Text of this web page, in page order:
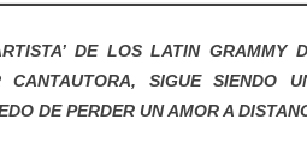
DE LOS LATIN
SIGUE SIENDO
DE PERDER UN AMOR A